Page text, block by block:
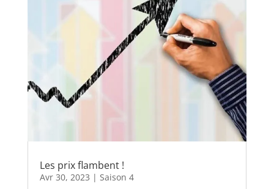
Les prix flambent !
Avr 30, 2023 | Saison 4